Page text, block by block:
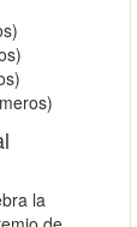
la